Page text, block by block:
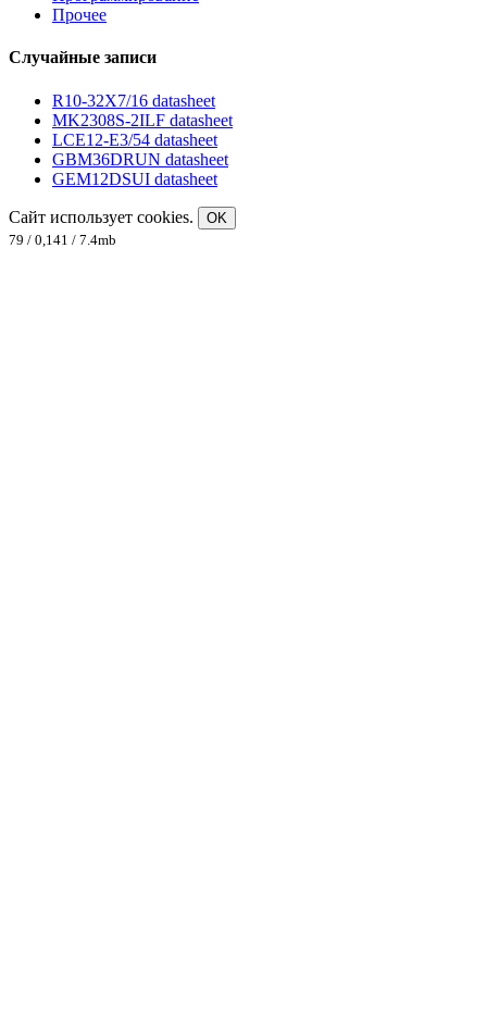
Прочее
Случайные записи
R10-32X7/16 datasheet
MK2308S-2ILF datasheet
LCE12-E3/54 datasheet
GBM36DRUN datasheet
GEM12DSUI datasheet
Сайт использует cookies.
OK
79 / 0,141 / 7.4mb